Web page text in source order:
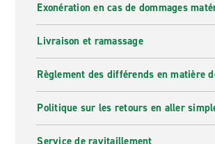
Exonération en cas de dommages
Livraison et ramassage
Règlement des différends en matière
Politique sur les retours en aller
Service de ravitaillement